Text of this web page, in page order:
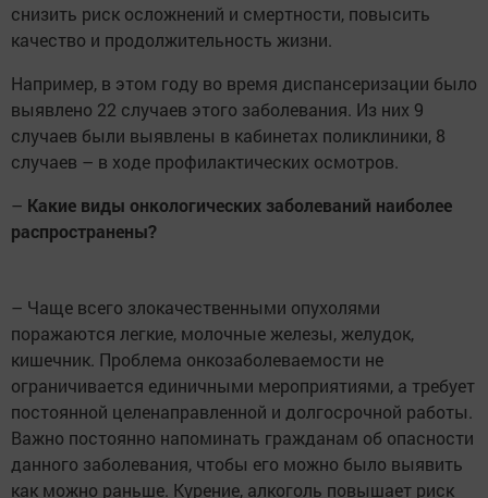
снизить риск осложнений и смертности, повысить
качество и продолжительность жизни.
Например, в этом году во время диспансеризации было
выявлено 22 случаев этого заболевания. Из них 9
случаев были выявлены в кабинетах поликлиники, 8
случаев – в ходе профилактических осмотров.
– Какие виды онкологических заболеваний наиболее
распространены?
– Чаще всего злокачественными опухолями
поражаются легкие, молочные железы, желудок,
кишечник. Проблема онкозаболеваемости не
ограничивается единичными мероприятиями, а требует
постоянной целенаправленной и долгосрочной работы.
Важно постоянно напоминать гражданам об опасности
данного заболевания, чтобы его можно было выявить
как можно раньше. Курение, алкоголь повышает риск